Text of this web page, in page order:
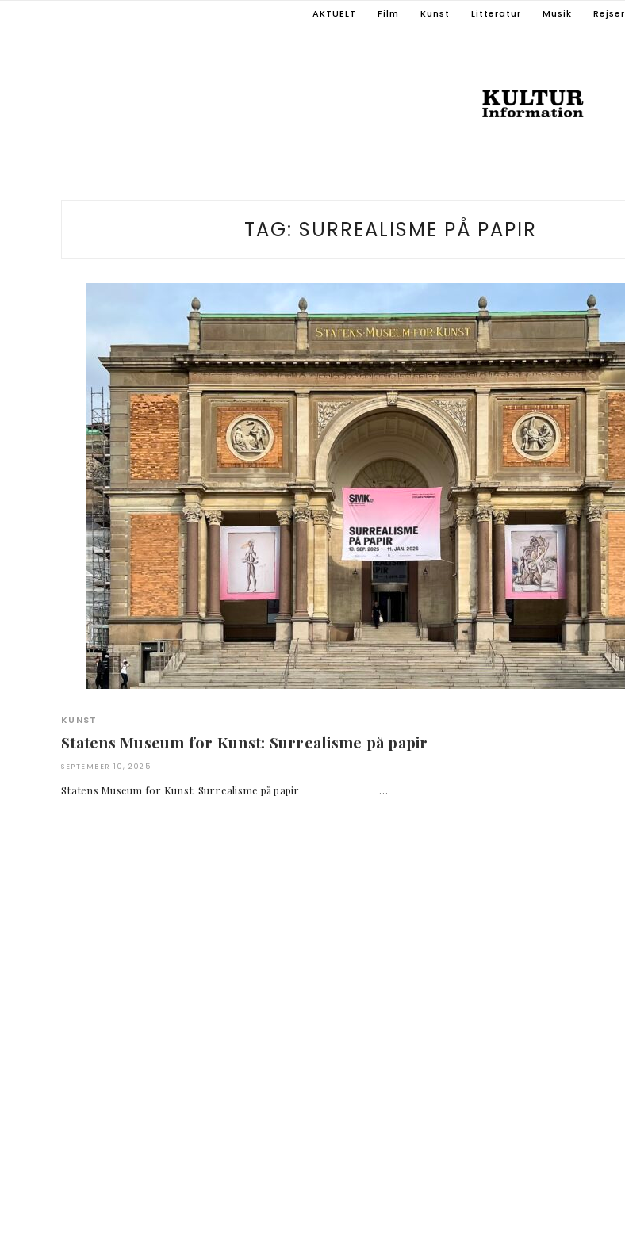
AKTUELT Film Kunst Litteratur Musik Rejser
TAG: SURREALISME PÅ PAPIR
KUNST
Statens Museum for Kunst: Surrealisme på papir
SEPTEMBER 10, 2025
Statens Museum for Kunst: Surrealisme på papir …